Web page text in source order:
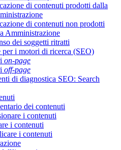
di contenuti prodotti dalla
di contenuti non prodotti
Amministrazione
dei soggetti ritratti
i motori di ricerca (SEO)
on-page
off-page
di diagnostica SEO: Search
dei contenuti
i contenuti
i contenuti
i contenuti